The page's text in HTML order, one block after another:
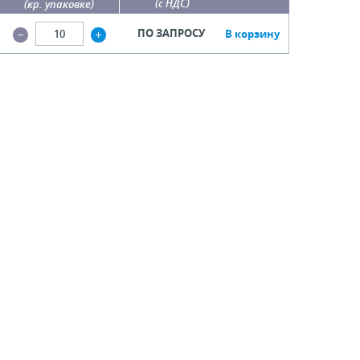
(кр. упаковке) (с НДС)
ПО ЗАПРОСУ В корзину